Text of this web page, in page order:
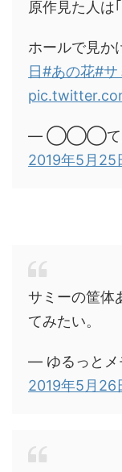
原作見た人は
ホールで見か
日#あの花#サ
— ◯◯◯てん
2019年5月25
サミーの筐体
てみたい。
— ゆるっとメ
2019年5月26